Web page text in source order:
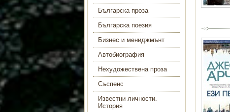
Българска проза
Българска поезия
Бизнес и мениджмънт
Автобиография
Нехудожествена проза
Съспенс
Известни личности.
История